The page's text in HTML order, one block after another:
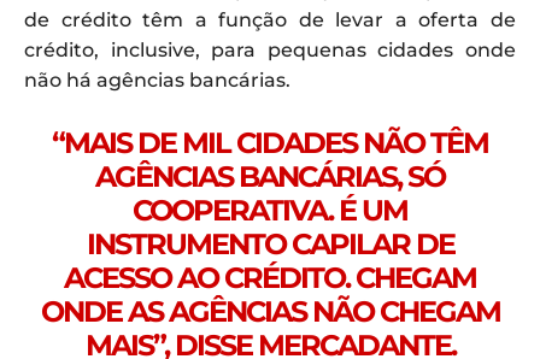
de crédito têm a função de levar a oferta de
crédito, inclusive, para pequenas cidades onde
não há agências bancárias.
“MAIS DE MIL CIDADES NÃO TÊM
AGÊNCIAS BANCÁRIAS, SÓ
COOPERATIVA. É UM
INSTRUMENTO CAPILAR DE
ACESSO AO CRÉDITO. CHEGAM
ONDE AS AGÊNCIAS NÃO CHEGAM
MAIS”, DISSE MERCADANTE.